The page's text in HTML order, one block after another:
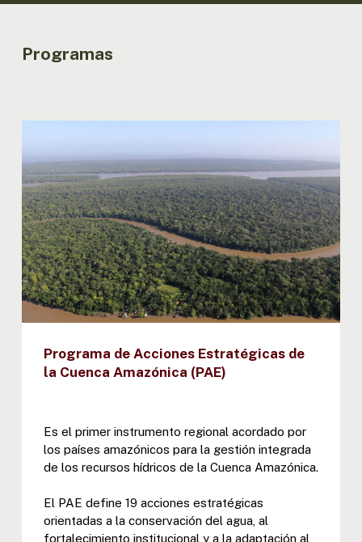
Programas
Programa de Acciones Estratégicas de
la Cuenca Amazónica (PAE)
Es el primer instrumento regional acordado por
los países amazónicos para la gestión integrada
de los recursos hídricos de la Cuenca Amazónica.
El PAE define 19 acciones estratégicas
orientadas a la conservación del agua, al
fortalecimiento institucional y a la adaptación al